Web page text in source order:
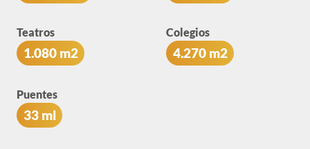
Teatros
1.080 m2
Colegios
4.270 m2
Puentes
33 ml